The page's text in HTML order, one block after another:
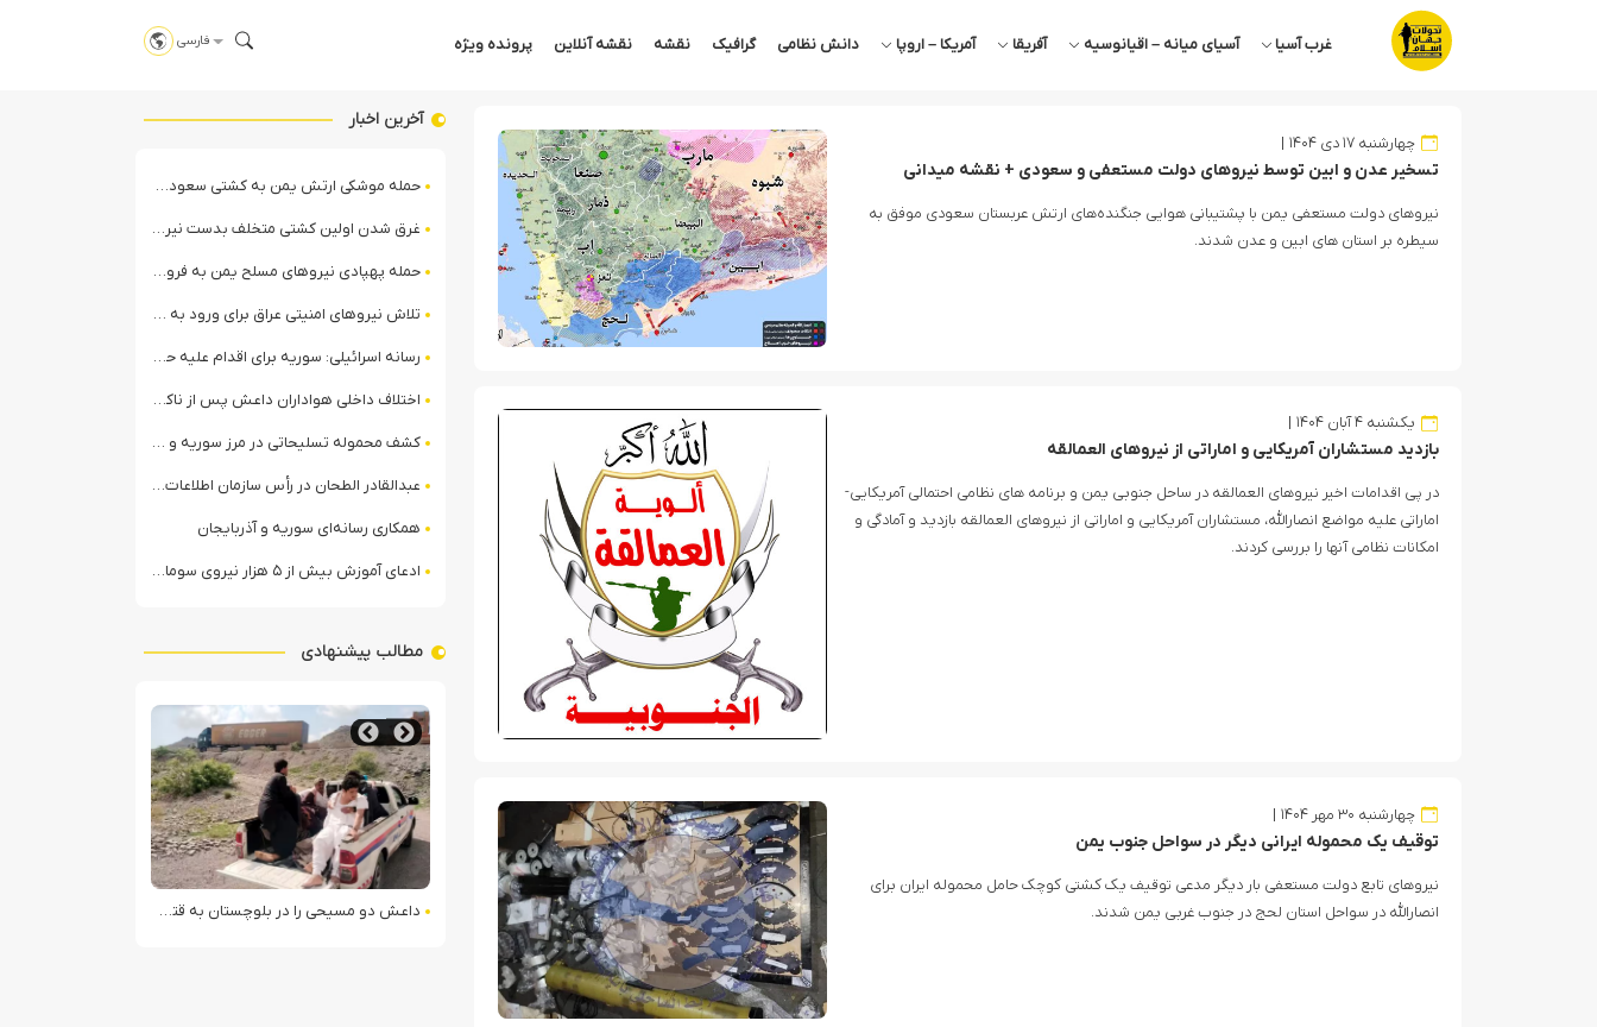
غرب آسیا آسیای میانه – اقیانوسیه آفریقا آمریکا – اروپا دانش نظامی گرافیک نقشه نقشه آنلاین پرونده ویژه فارسی
چهارشنبه ۱۷ دی ۱۴۰۴
تسخیر عدن و ابین توسط نیروهای دولت مستعفی و سعودی + نقشه میدانی
نیروهای دولت مستعفی یمن با پشتیبانی هوایی جنگنده‌های ارتش عربستان سعودی موفق به
سیطره بر استان های ابین و عدن شدند‌.
یکشنبه ۴ آبان ۱۴۰۴
بازدید مستشاران آمریکایی و اماراتی از نیروهای العمالقه
در پی اقدامات اخیر نیروهای العمالقه در ساحل جنوبی یمن و برنامه های نظامی احتمالی آمریکایی-
اماراتی علیه مواضع انصارالله، مستشاران آمریکایی و اماراتی از نیروهای العمالقه بازدید و آمادگی و
امکانات نظامی آنها را بررسی کردند.
چهارشنبه ۳۰ مهر ۱۴۰۴
توقیف یک محموله ایرانی دیگر در سواحل جنوب یمن
نیروهای تابع دولت مستعفی بار دیگر مدعی توقیف یک کشتی کوچک حامل محموله ایران برای
انصارالله در سواحل استان لحج در جنوب غربی یمن شدند.
آخرین اخبار
حمله موشکی ارتش یمن به کشتی سعودی در شمال دریای سرخ
غرق شدن اولین کشتی متخلف بدست نیروی دریایی ارتش یمن
حمله پهپادی نیروهای مسلح یمن به فرودگاه نجران
تلاش نیروهای امنیتی عراق برای ورود به مقر مقاومت در حومه بغداد
رسانه اسرائیلی: سوریه برای اقدام علیه حزب‌الله در لبنان آماده می‌شود!
اختلاف داخلی هواداران داعش پس از ناکامی عملیات انغماسی داعش در رقه
کشف محموله تسلیحاتی در مرز سوریه و عراق توسط نیروهای الجولانی
عبدالقادر الطحان در رأس سازمان اطلاعات سوریه؛ گمانه‌زنی‌ها درباره اختلافات در ساختار امنیتی
همکاری رسانه‌ای سوریه و آذربایجان
ادعای آموزش بیش از ۵ هزار نیروی سومالیایی با نظارت عربستان
مطالب پیشنهادی
The Rise of Modern Online Gaming Platforms: A Deep Dive into Contemporary Casino Entertainment
داعش دو مسیحی را در بلوچستان به قتل رساند